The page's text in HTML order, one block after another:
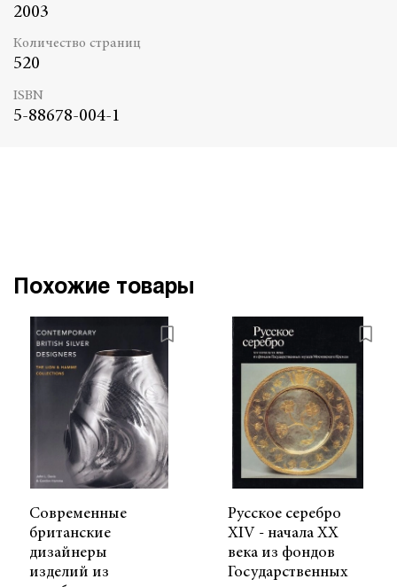
2003
Количество страниц
520
ISBN
5-88678-004-1
Похожие товары
Современные
британские
дизайнеры
изделий из
Русское серебро
XIV - начала ХХ
века из фондов
Государственных